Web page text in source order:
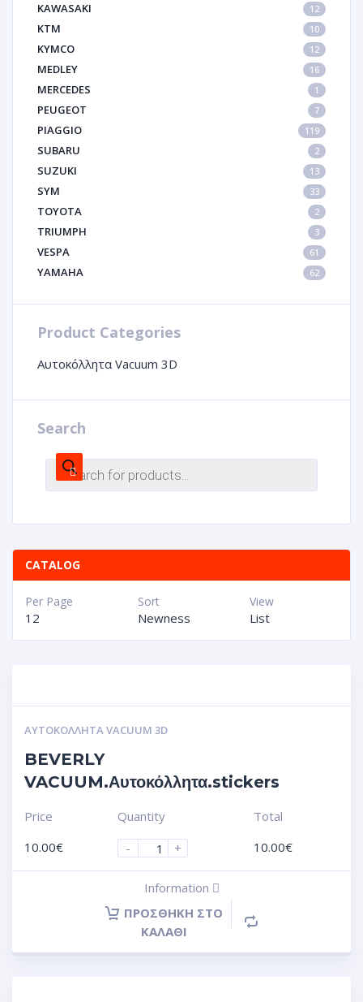
KAWASAKI 12
KTM 10
KYMCO 12
MEDLEY 16
MERCEDES 1
PEUGEOT 7
PIAGGIO 119
SUBARU 2
SUZUKI 13
SYM 33
TOYOTA 2
TRIUMPH 3
VESPA 61
YAMAHA 62
Product Categories
Αυτοκόλλητα Vacuum 3D
Search
CATALOG
View
List
Sort
Newness
Per Page
12
ΑΥΤΟΚΌΛΛΗΤΑ VACUUM 3D
BEVERLY
VACUUM.Αυτοκόλλητα.stickers
Price
10.00€
Quantity
-
+
Total
10.00€
Information
ΠΡΟΣΘΉΚΗ ΣΤΟ
ΚΑΛΆΘΙ